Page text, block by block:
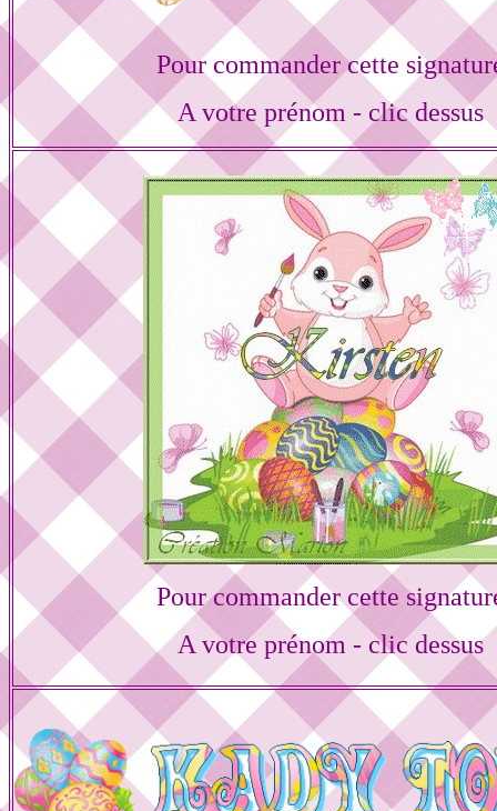
Pour commander cette
A votre prénom - clic dessus
Pour commander cette
A votre prénom - clic dessus